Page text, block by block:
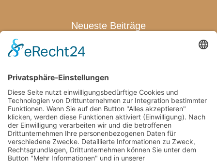
Neueste Beiträge
Warum sich eine Terrassenüberdachung für die ganze Familie
Wenn der erste Abschied schwerfällt: Was Eltern jetzt wirklich
Welche Pflegeprodukte Eltern wirklich brauchen
Von den Bienen lernen: Kindern die Natur näherbringen
Wie Familien mit kindgerechten Pools stressfreie
Freizeitmomente zuhause schaffen